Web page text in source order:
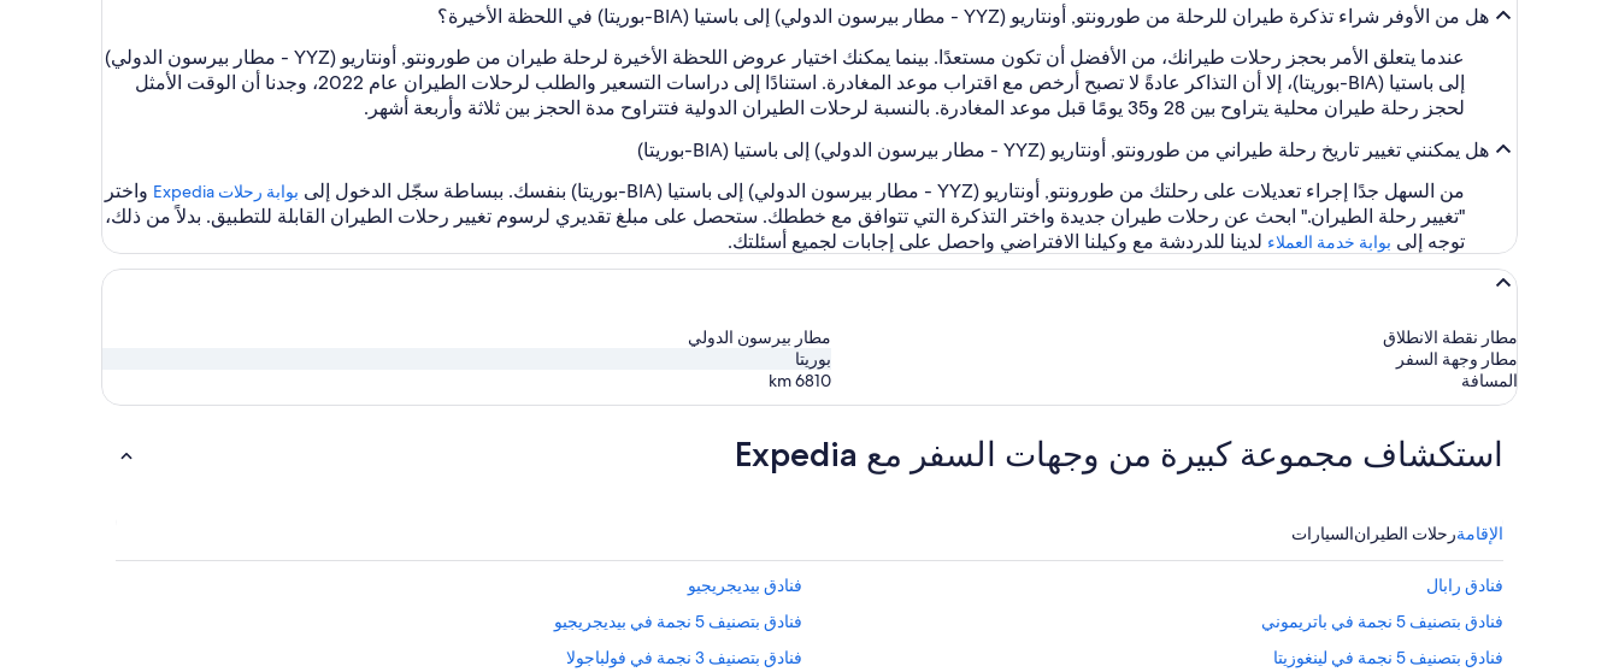
هل من الأوفر شراء تذكرة طيران للرحلة من طورونتو, أونتاريو (YYZ - مطار بيرسون الدولي) إلى باستيا (BIA-بوريتا) في اللحظة الأخيرة؟
عندما يتعلق الأمر بحجز رحلات طيرانك، من الأفضل أن تكون مستعدًا. بينما يمكنك اختيار عروض اللحظة الأخيرة لرحلة طيران من طورونتو, أونتاريو (YYZ - مطار بيرسون الدولي)
إلى باستيا (BIA-بوريتا)، إلا أن التذاكر عادةً لا تصبح أرخص مع اقتراب موعد المغادرة. استنادًا إلى دراسات التسعير والطلب لرحلات الطيران عام 2022، وجدنا أن الوقت الأمثل
لحجز رحلة طيران محلية يتراوح بين 28 و35 يومًا قبل موعد المغادرة. بالنسبة لرحلات الطيران الدولية فتتراوح مدة الحجز بين ثلاثة وأربعة أشهر.
هل يمكنني تغيير تاريخ رحلة طيراني من طورونتو, أونتاريو (YYZ - مطار بيرسون الدولي) إلى باستيا (BIA-بوريتا)
من السهل جدًا إجراء تعديلات على رحلتك من طورونتو, أونتاريو (YYZ - مطار بيرسون الدولي) إلى باستيا (BIA-بوريتا) بنفسك. ببساطة سجّل الدخول إلى
بوابة رحلات Expedia‏
واختر
"تغيير رحلة الطيران." ابحث عن رحلات طيران جديدة واختر التذكرة التي تتوافق مع خططك. ستحصل على مبلغ تقديري لرسوم تغيير رحلات الطيران القابلة للتطبيق. بدلاً من ذلك،
توجه إلى بوابة خدمة العملاء لدينا للدردشة مع وكيلنا الافتراضي واحصل على إجابات لجميع أسئلتك.
مطار نقطة الانطلاق
مطار بيرسون الدولي
مطار وجهة السفر
بوريتا
المسافة
6810
km
استكشاف مجموعة كبيرة من وجهات السفر مع Expedia
الإقامةرحلات الطيرانالسيارات
فنادق رابال
فنادق بيديجريجيو
فنادق بتصنيف 5 نجمة في باتريموني
فنادق بتصنيف 5 نجمة في بيديجريجيو
فنادق بتصنيف 5 نجمة في لينغوزيتا
فنادق بتصنيف 3 نجمة في فولباجولا